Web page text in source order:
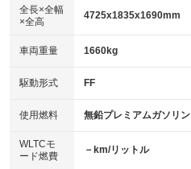
：装備なし
パワーウィンドウ
アイドリングストップ
：装備あり
USB入力端子
：装備あり
100V電源
：装備なし
センターデフロック
：装備なし
：装備あり
革シート
キーレス
HID(キセノンライト)
：装備なし
バックカメラ
：装備あり
エアロ
：装備なし
全長×全幅
×全高
4725x1835x1690mm
車両重量 1660kg
駆動形式 FF
使用燃料 無鉛プレミアムガソリン
WLTCモ
ード燃費
－km/リットル